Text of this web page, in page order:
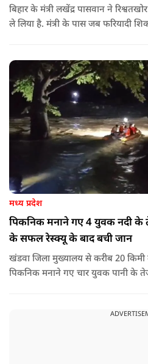
बिहार के मंत्री लखेंद्र पासवान ने
ले लिया है. मंत्री के पास जब फरियादी
मध्य प्रदेश
पिकनिक मनाने गए 4 युवक नदी
के सफल रेस्क्यू के बाद बची जान
खंडवा जिला मुख्यालय से करीब 20 किमी
पिकनिक मनाने गए चार युवक पानी के